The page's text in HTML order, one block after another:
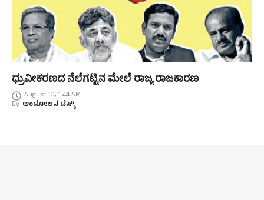
ಧ್ರುವೀಕರಣದ ನೆಲೆಗಟ್ಟಿನ ಮೇಲೆ ರಾಜ್ಯ ರಾಜಕಾರಣ
August 10, 1:44 AM
By ಆಂದೋಲನ ಡೆಸ್ಕ್